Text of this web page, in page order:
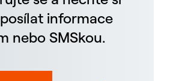
informace
nebo SMSkou.